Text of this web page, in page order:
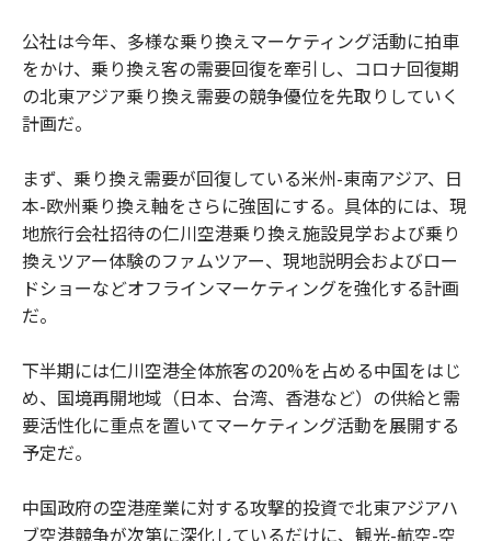
公社は今年、多様な乗り換えマーケティング活動に拍車
をかけ、乗り換え客の需要回復を牽引し、コロナ回復期
の北東アジア乗り換え需要の競争優位を先取りしていく
計画だ。
まず、乗り換え需要が回復している米州-東南アジア、日
本-欧州乗り換え軸をさらに強固にする。具体的には、現
地旅行会社招待の仁川空港乗り換え施設見学および乗り
換えツアー体験のファムツアー、現地説明会およびロー
ドショーなどオフラインマーケティングを強化する計画
だ。
下半期には仁川空港全体旅客の20%を占める中国をはじ
め、国境再開地域（日本、台湾、香港など）の供給と需
要活性化に重点を置いてマーケティング活動を展開する
予定だ。
中国政府の空港産業に対する攻撃的投資で北東アジアハ
ブ空港競争が次第に深化しているだけに、観光-航空-空